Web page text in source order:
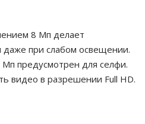
8 Мп делает
при слабом освещении.
предусмотрен для селфи.
видео в разрешении Full HD.